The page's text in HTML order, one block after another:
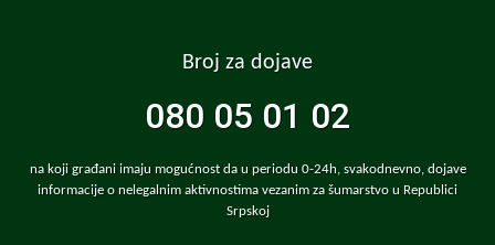
Broj za dojave
080 05 01 02
na koji građani imaju mogućnost da u periodu 0-24h, svakodnevno, dojave
informacije o nelegalnim aktivnostima vezanim za šumarstvo u Republici
Srpskoj